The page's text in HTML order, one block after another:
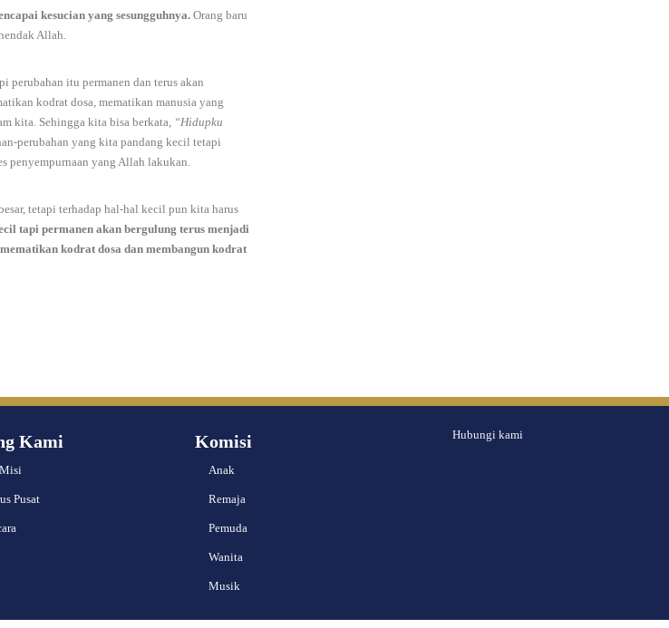
kesucian yang sesungguhnya. Orang baru
Allah.
perubahan itu permanen dan terus akan
kodrat dosa, mematikan manusia yang
kita. Sehingga kita bisa berkata, “Hidupku
perubahan yang kita pandang kecil tetapi
penyempurnaan yang Allah lakukan.
tetapi terhadap hal-hal kecil pun kita harus
tapi permanen akan bergulung terus menjadi
kodrat dosa dan membangun kodrat
Kami
Pusat
Komisi
Anak
Remaja
Pemuda
Wanita
Musik
Hubungi kami